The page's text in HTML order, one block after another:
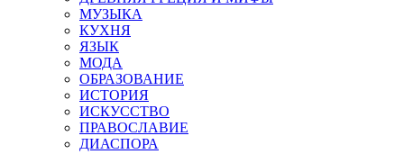
МУЗЫКА
КУХНЯ
ЯЗЫК
МОДА
ОБРАЗОВАНИЕ
ИСТОРИЯ
ИСКУССТВО
ПРАВОСЛАВИЕ
ДИАСПОРА